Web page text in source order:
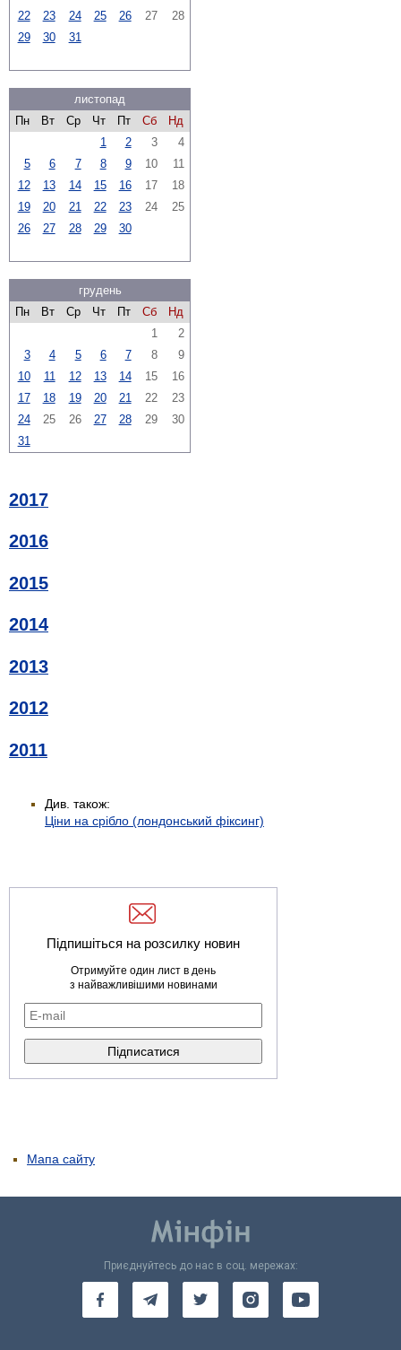
22
23 24 25 26 27
28
29
30 31
листопад
Пн
Вт Ср Чт Пт Сб
Нд
1
2 3
4
5
6 7 8 9 10
11
12
13 14 15 16 17
18
19
20 21 22 23 24
25
26
27 28 29 30
грудень
Пн
Вт Ср Чт Пт Сб
Нд
1
2
3
4 5 6 7 8
9
10
11 12 13 14 15
16
17
18 19 20 21 22
23
24
25 26 27 28 29
30
31
2017
2016
2015
2014
2013
2012
2011
Див. також:
Ціни на срібло (лондонський фіксинг)
Підпишіться на розсилку новин
Отримуйте один лист в день
з найважливішими новинами
Мапа сайту
Приєднуйтесь до нас в соц. мережах: